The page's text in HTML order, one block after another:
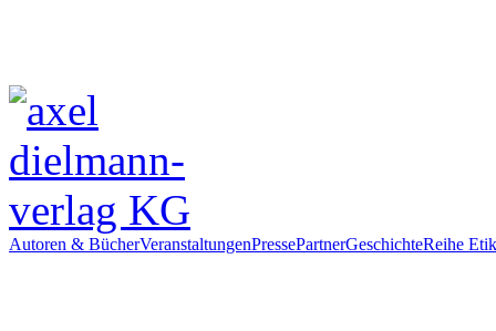
Autoren & BücherVeranstaltungenPressePartnerGeschichteReihe